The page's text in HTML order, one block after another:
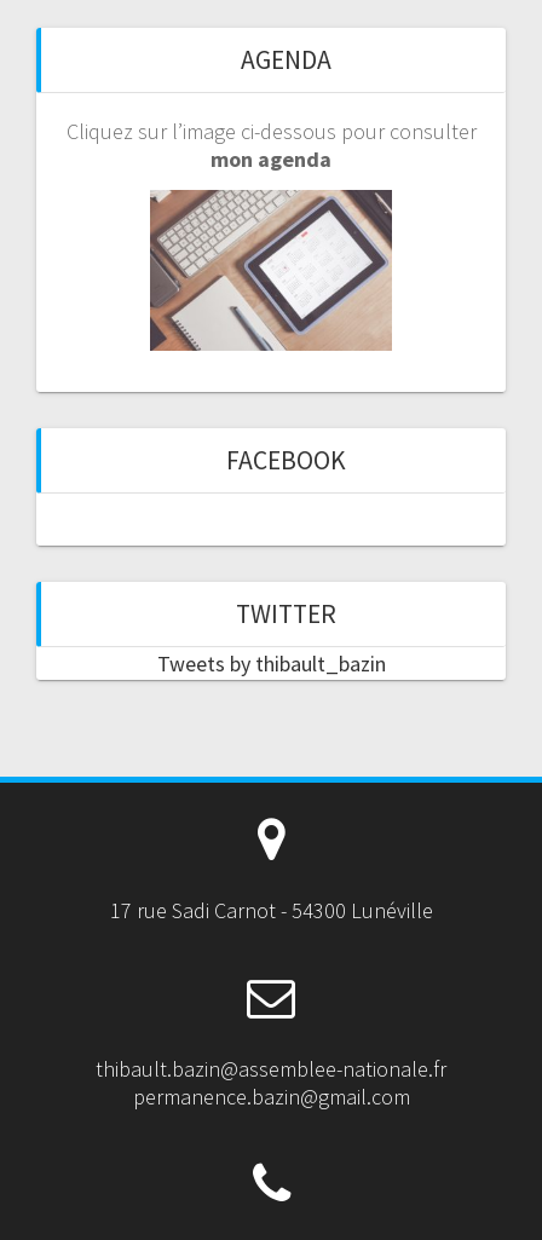
AGENDA
Cliquez sur l’image ci-dessous pour consulter
mon agenda
FACEBOOK
TWITTER
Tweets by thibault_bazin
17 rue Sadi Carnot - 54300 Lunéville
thibault.bazin@assemblee-nationale.fr
permanence.bazin@gmail.com